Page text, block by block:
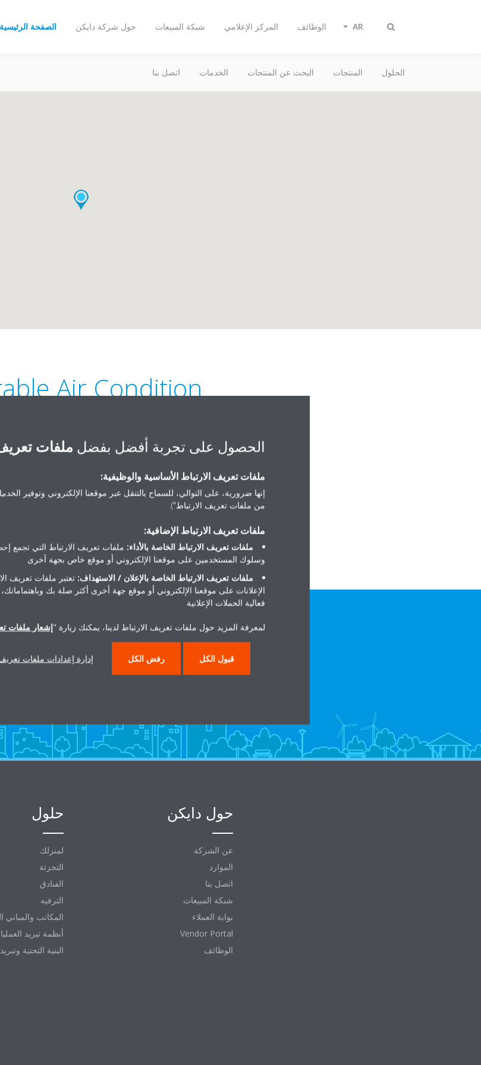
تبديل
الصفحة الرئيسية حول شركة دايكن شبكة المبيعات المركز الإعلامي الوظائف AR
الحلول المنتجات البحث عن المنتجات الخدمات اتصل بنا
Air Condition
60th Street, Al Safa, Jizan 82721
+966 55 572 5677 | +966 58 311 1171
هل تريد مساعدة؟
حلول
لمنزلك
التجزئة
الفنادق
الترفيه
المكاتب والمباني
أنظمة تبريد
البنية التحتية
حول دايكن
عن الشركة
الموارد
اتصل بنا
شبكة المبيعات
بوابة العملاء
Vendor Portal
الوظائف
الحصول على تجربة أفضل بفضل ملفات
ملفات تعريف الارتباط الأساسية والوظيفية:
إنها ضرورية، على التوالي، للسماح بالتنقل عبر موقعنا الإلكتروني وتوفير
من ملفات تعريف الارتباط").
ملفات تعريف الارتباط الإضافية:
ملفات تعريف الارتباط الخاصة بالأداء: ملفات تعريف الارتباط التي تجمع
وسلوك المستخدمين على موقعنا الإلكتروني أو موقع خاص بجهة أخرى
ملفات تعريف الارتباط الخاصة بالإعلان / الاستهداف: تعتبر ملفات تعريف
الإعلانات على موقعنا الإلكتروني أو موقع جهة أخرى أكثر صلة بك
فعالية الحملات الإعلانية
لمعرفة المزيد حول ملفات تعريف الارتباط لدينا، يمكنك زيارة "إشعار ملفات
قبول الكل رفض الكل إدارة إعدادات ملفات